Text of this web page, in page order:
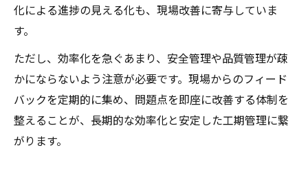
化による進捗の見える化も、現場改善に寄与していま
す。
ただし、効率化を急ぐあまり、安全管理や品質管理が疎
かにならないよう注意が必要です。現場からのフィード
バックを定期的に集め、問題点を即座に改善する体制を
整えることが、長期的な効率化と安定した工期管理に繋
がります。